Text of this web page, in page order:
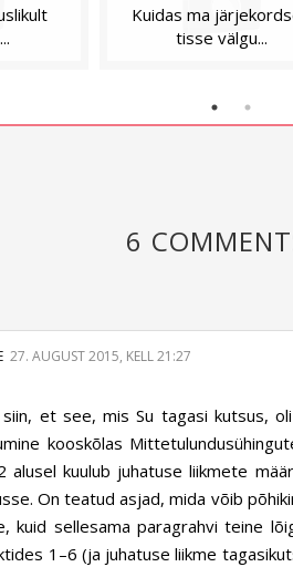
Kuidas ma
tisse välgu...
6
27. AUGUST 2015, KELL 21:27
et see, mis Su tagasi kutsus,
kooskõlas
kuulub juhatuse liikmete
On teatud asjad, mida võib
kuid sellesama paragrahvi teine
1–6 (ja juhatuse liikme